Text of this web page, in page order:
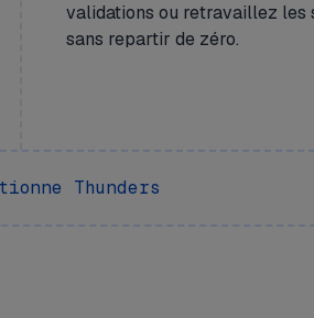
validations ou retravaillez les
sans repartir de zéro.
Thunders